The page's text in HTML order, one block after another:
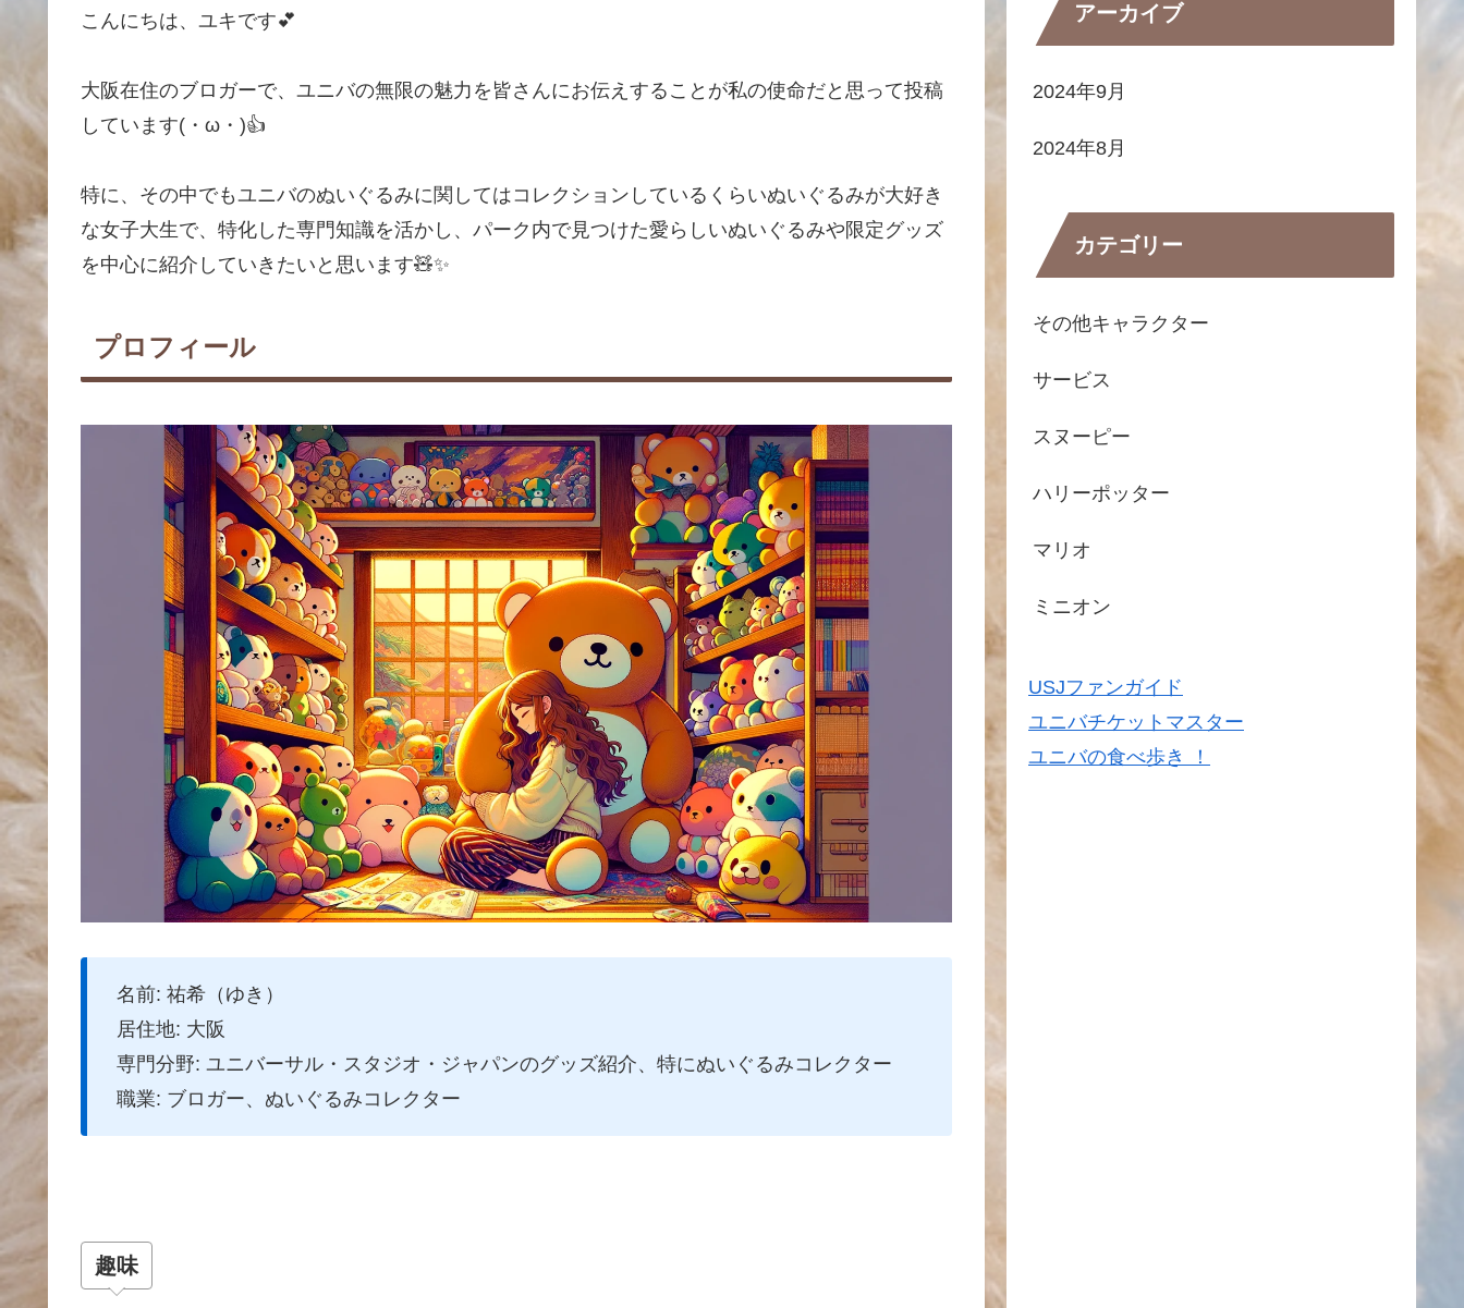
こんにちは、ユキです💕
大阪在住のブロガーで、ユニバの無限の魅力を皆さんにお伝えすることが私の使命だと思って投稿
しています(・ω・)👍
特に、その中でもユニバのぬいぐるみに関してはコレクションしているくらいぬいぐるみが大好き
な女子大生で、特化した専門知識を活かし、パーク内で見つけた愛らしいぬいぐるみや限定グッズ
を中心に紹介していきたいと思います🧸✨
プロフィール
名前: 祐希（ゆき）
居住地: 大阪
専門分野: ユニバーサル・スタジオ・ジャパンのグッズ紹介、特にぬいぐるみコレクター
職業: ブロガー、ぬいぐるみコレクター
趣味
アーカイブ
2024年9月
2024年8月
カテゴリー
その他キャラクター
サービス
スヌーピー
ハリーポッター
マリオ
ミニオン
USJファンガイド
ユニバチケットマスター
ユニバの食べ歩き ！